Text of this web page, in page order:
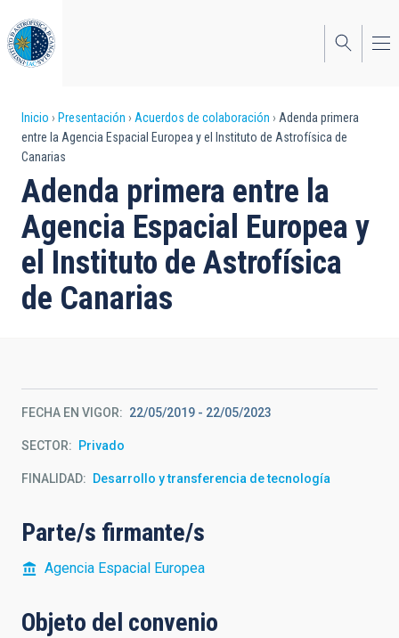
al
contenido
principal
Sobrescribir
enlaces
de
ayuda
a
la
navegación
Inicio Presentación Acuerdos de colaboración
Adenda primera
entre la Agencia Espacial Europea y el Instituto de Astrofísica de
Canarias
Adenda primera entre la
Agencia Espacial Europea y
el Instituto de Astrofísica
de Canarias
FECHA EN VIGOR 22/05/2019 - 22/05/2023
SECTOR Privado
FINALIDAD Desarrollo y transferencia de tecnología
Parte/s firmante/s
Agencia Espacial Europea
Objeto del convenio